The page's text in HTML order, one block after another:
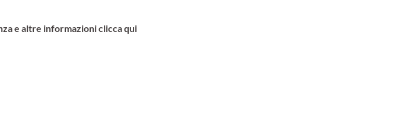
e altre informazioni clicca qui